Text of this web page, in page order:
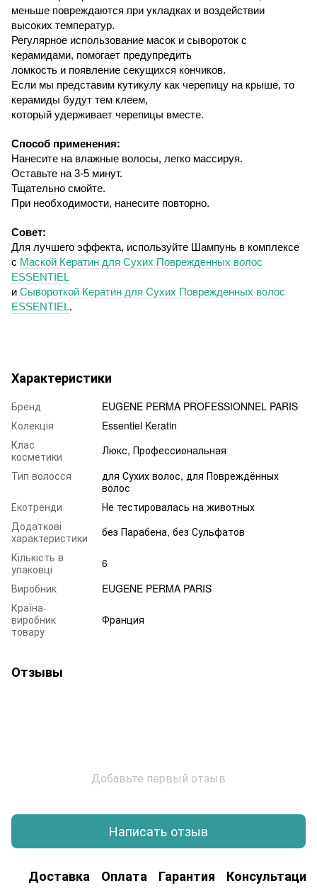
меньше повреждаются при укладках и воздействии
высоких температур.
Регулярное использование масок и сывороток с
керамидами, помогает предупредить
ломкость и появление секущихся кончиков.
Если мы представим кутикулу как черепицу на крыше, то
керамиды будут тем клеем,
который удерживает черепицы вместе.
Способ применения:
Нанесите на влажные волосы, легко массируя.
Оставьте на 3-5 минут.
Тщательно смойте.
При необходимости, нанесите повторно.
Совет:
Для лучшего эффекта, используйте Шампунь в комплексе
с Маской Кератин для Сухих Поврежденных волос
ESSENTIEL
и Сывороткой Кератин для Сухих Поврежденных волос
ESSENTIEL.
Характеристики
Бренд
EUGENE PERMA PROFESSIONNEL PARIS
Колекція
Essentiel Keratin
Клас
косметики
Люкс, Профессиональная
Тип волосся
для Сухих волос, для Повреждённых
волос
Екотренди
Не тестировалась на животных
Додаткові
характеристики
без Парабена, без Сульфатов
Кількість в
упаковці
6
Виробник
EUGENE PERMA PARIS
Країна-
виробник
товару
Франция
Отзывы
Добавьте первый отзыв
Написать отзыв
Доставка Оплата Гарантия Консультация